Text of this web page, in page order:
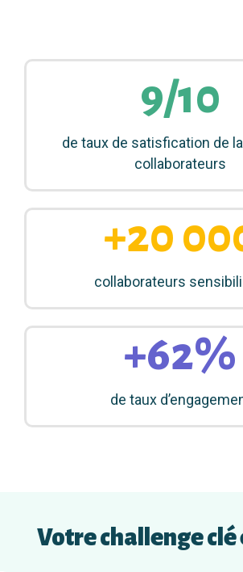
9/10
de taux de satisfication de
collaborateurs
+20
collaborateurs
+62%
de taux
Votre challenge clé